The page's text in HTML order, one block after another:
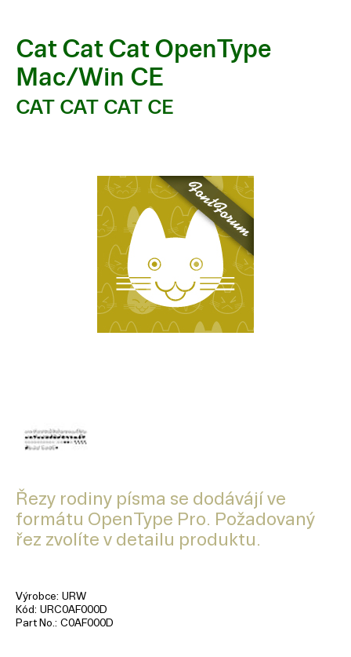
Cat Cat Cat OpenType
Mac/Win CE
CAT CAT CAT CE
Řezy rodiny písma se dodávájí ve
formátu OpenType Pro. Požadovaný
řez zvolíte v detailu produktu.
Výrobce URW
Kód URC0AF000D
Part No. C0AF000D